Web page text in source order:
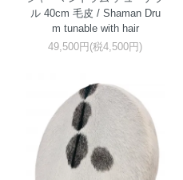
ル 40cm 毛皮 / Shaman Dru
m tunable with hair
49,500円(税4,500円)